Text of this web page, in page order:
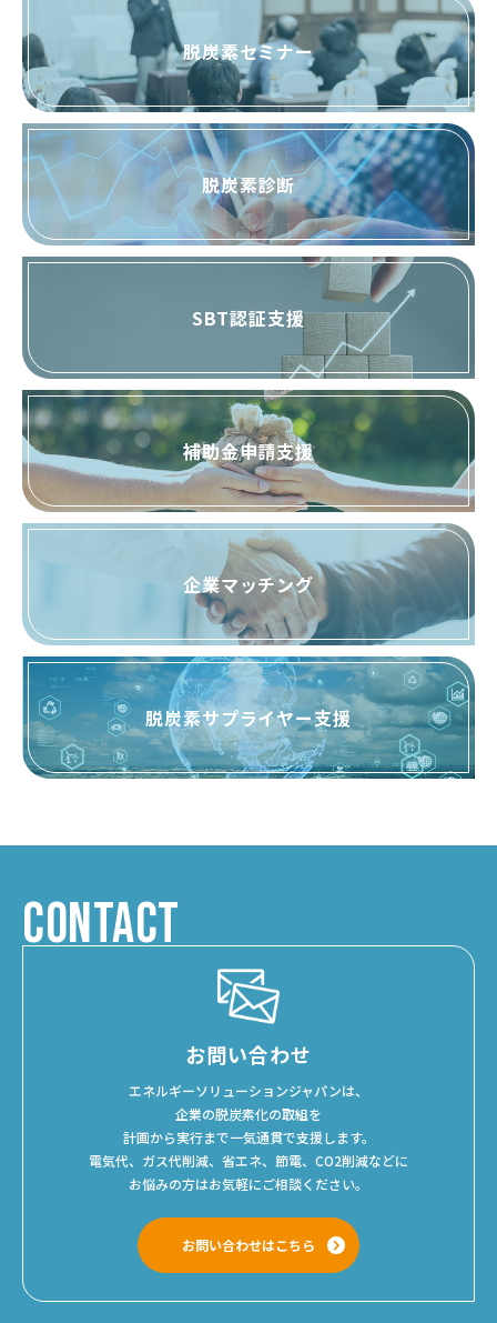
脱炭素セミナー
脱炭素診断
SBT認証支援
補助金申請支援
企業マッチング
脱炭素サプライヤー支援
CONTACT
お問い合わせ
エネルギーソリューションジャパンは、
企業の脱炭素化の取組を
計画から実行まで一気通貫で支援します。
電気代、ガス代削減、省エネ、節電、CO2削減などに
お悩みの方はお気軽にご相談ください。
お問い合わせはこちら